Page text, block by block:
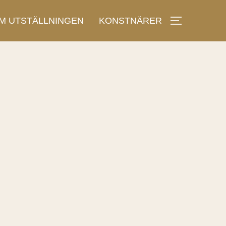
UTSTÄLLNINGEN KONSTNÄRER TOGGLE